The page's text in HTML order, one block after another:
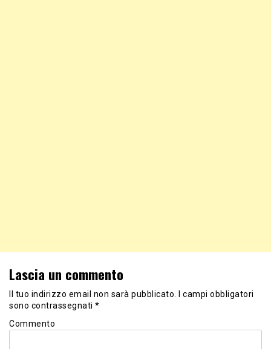
Lascia un commento
Il tuo indirizzo email non sarà pubblicato.
I campi obbligatori
sono contrassegnati *
Commento